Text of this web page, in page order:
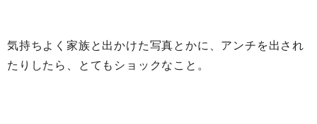
気持ちよく家族と出かけた写真とかに、アンチを出され
たりしたら、とてもショックなこと。